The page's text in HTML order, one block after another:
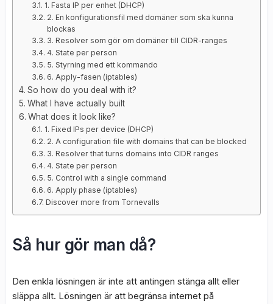
1. Fasta IP per enhet (DHCP)
2. En konfigurationsfil med domäner som ska kunna
blockas
3. Resolver som gör om domäner till CIDR-ranges
4. State per person
5. Styrning med ett kommando
6. Apply-fasen (iptables)
So how do you deal with it?
What I have actually built
What does it look like?
1. Fixed IPs per device (DHCP)
2. A configuration file with domains that can be blocked
3. Resolver that turns domains into CIDR ranges
4. State per person
5. Control with a single command
6. Apply phase (iptables)
Discover more from Tornevalls
Så hur gör man då?
Den enkla lösningen är inte att antingen stänga allt eller
släppa allt. Lösningen är att begränsa internet på